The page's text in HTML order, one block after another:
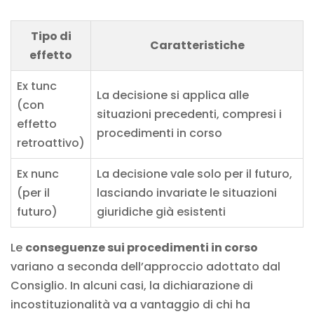
Tipo di
effetto
Caratteristiche
Ex tunc
(con
effetto
retroattivo)
La decisione si applica alle
situazioni precedenti, compresi i
procedimenti in corso
Ex nunc
(per il
futuro)
La decisione vale solo per il futuro,
lasciando invariate le situazioni
giuridiche già esistenti
Le conseguenze sui procedimenti in corso
variano a seconda dell’approccio adottato dal
Consiglio. In alcuni casi, la dichiarazione di
incostituzionalità va a vantaggio di chi ha